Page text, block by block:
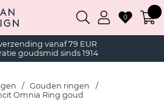
vanaf 79 EUR
goudsmid sinds 1914
0
Gouden ringen
Omnia Ring goud